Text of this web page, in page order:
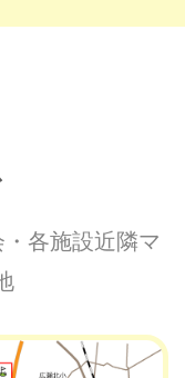
各施設近隣マ